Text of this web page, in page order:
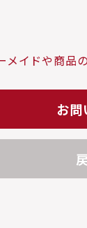
メイドや商品
お問